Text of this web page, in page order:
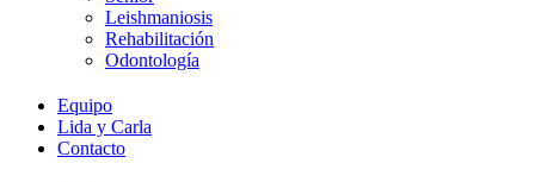
Leishmaniosis
Rehabilitación
Odontología
Equipo
Lida y Carla
Contacto